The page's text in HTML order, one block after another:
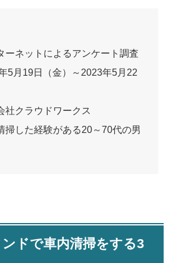
ーネットによるアンケート調査
5月19日（金）～2023年5月22
社クラウドワークス
掃した経験がある20～70代の男
ドで車内清掃をする3